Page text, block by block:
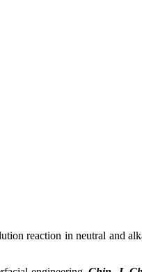
reaction in neutral and